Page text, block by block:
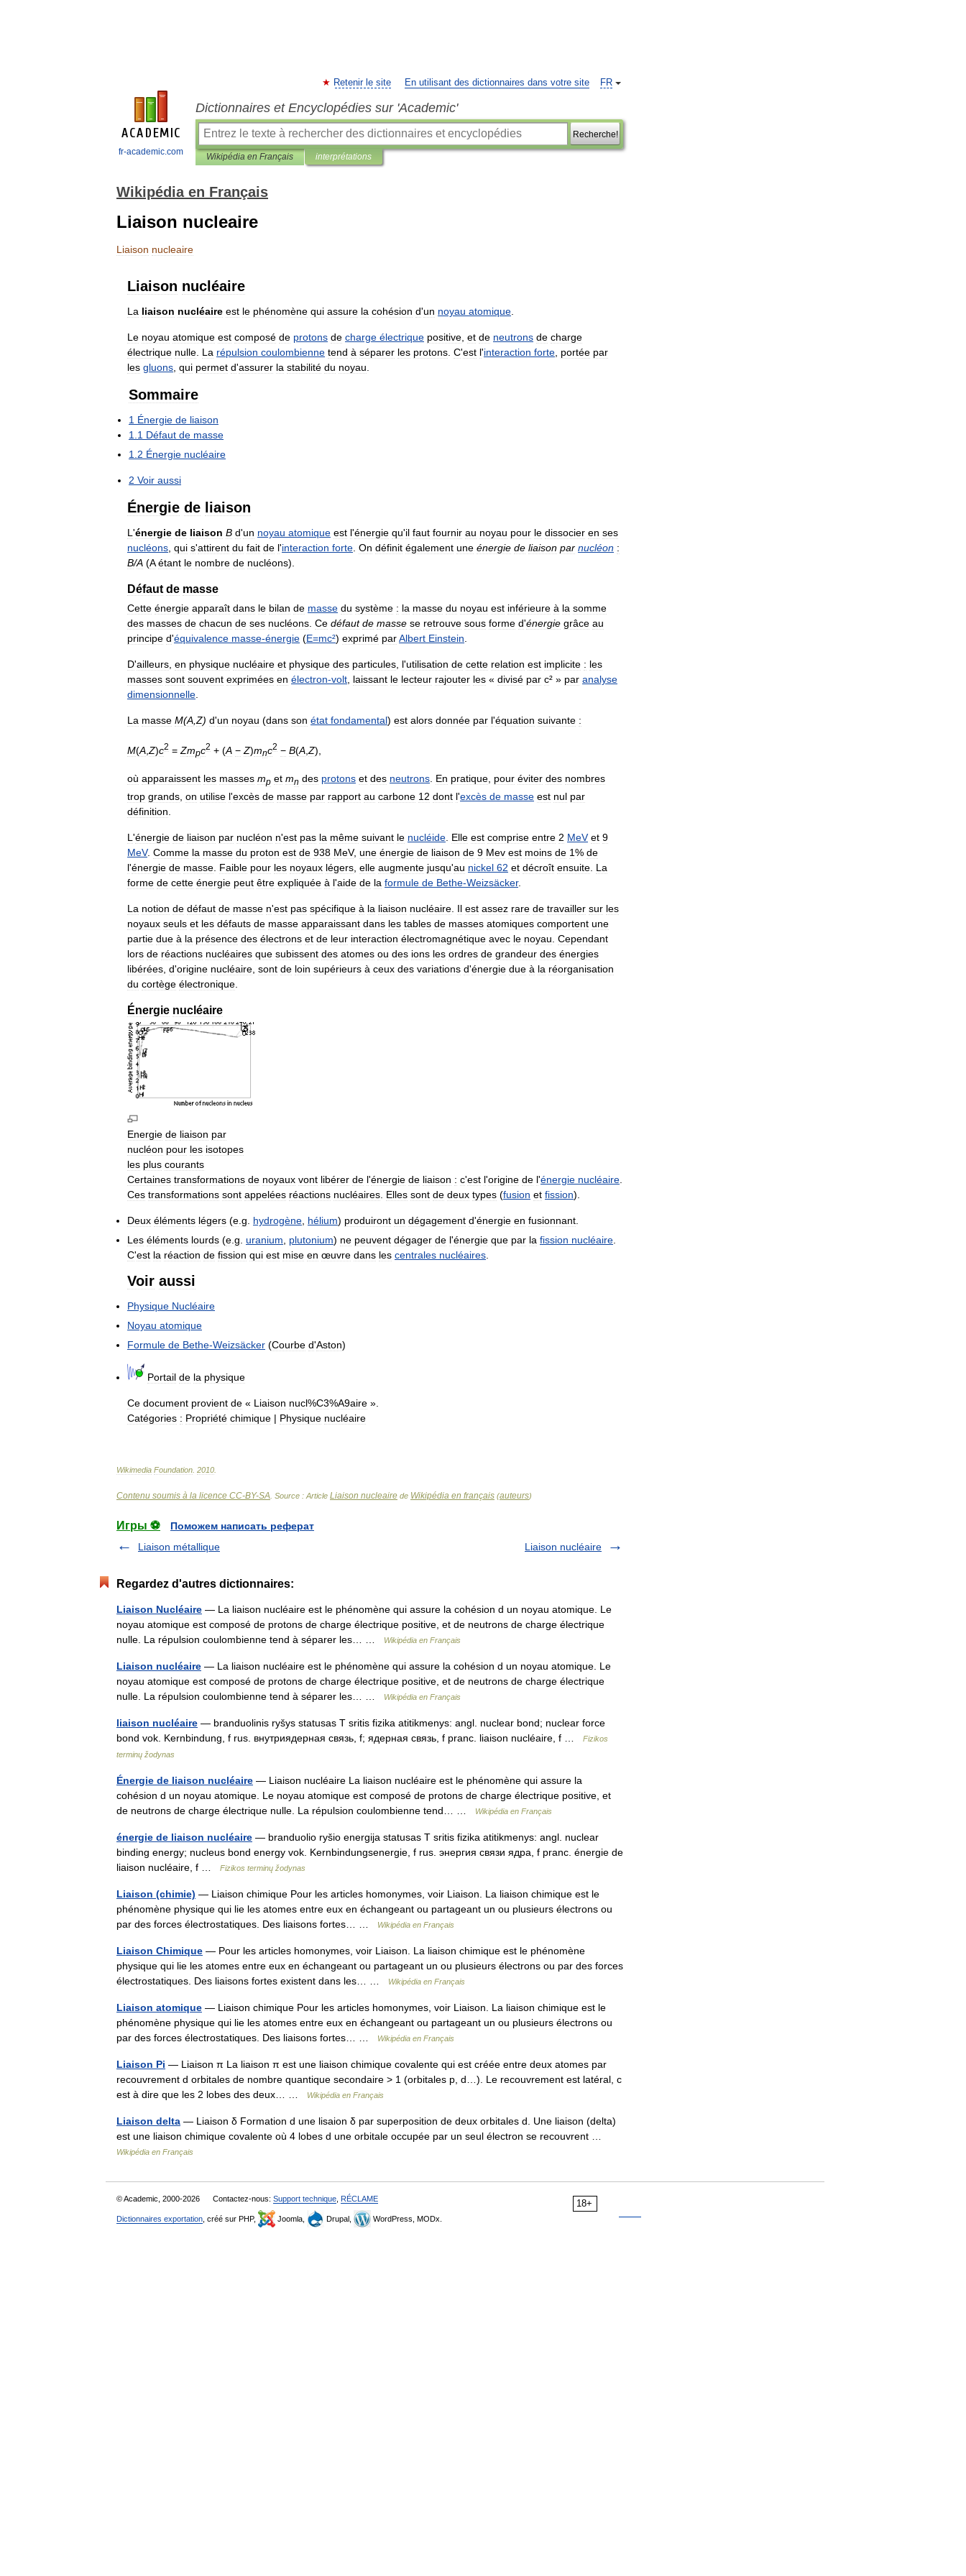
fr-academic.com
FR
Retenir le site En utilisant des dictionnaires dans votre site
Dictionnaires et Encyclopédies sur 'Academic'
Recherche!
Wikipédia en Français interprétations
Wikipédia en Français
Liaison nucleaire
Liaison nucleaire
Liaison nucléaire
La liaison nucléaire est le phénomène qui assure la cohésion d'un noyau atomique
Le noyau atomique est composé de protons de charge électrique positive et de neutrons de charge
électrique nulle La répulsion coulombienne tend à séparer les protons C'est l'interaction forte portée par
les gluons qui permet d'assurer la stabilité du noyau
Sommaire
1 Énergie de liaison
1 1 Défaut de masse
1 2 Énergie nucléaire
2 Voir aussi
Énergie de liaison
L 'énergie de liaison B d'un noyau atomique est l'énergie qu'il faut fournir au noyau pour le dissocier en ses
nucléons qui s'attirent du fait de l'interaction forte On définit également une énergie de liaison par nucléon :
B/A (A étant le nombre de nucléons).
Défaut de masse
Cette énergie apparaît dans le bilan de masse du système : la masse du noyau est inférieure à la somme
des masses de chacun de ses nucléons Ce défaut de masse se retrouve sous forme d'énergie grâce au
principe d'équivalence masse-énergie (E=mc²) exprimé parAlbert Einstein
D'ailleurs en physique nucléaire et physique des particules l'utilisation de cette relation est implicite : les
masses sont souvent exprimées en électron-volt laissant le lecteur rajouter les « divisé par c² » par analyse
dimensionnelle
La masse M(A Z) d'un noyau (dans son état fondamental) est alors donnée par l'équation suivante :
M(A Z)c2 = Zmpc2 + (A − Z)mnc2 − B(A Z)
où apparaissent les masses mp et mn des protons et des neutrons. En pratique, pour éviter des nombres
trop grands, on utilise l'excès de masse par rapport au carbone 12 dont l'excès de masse est nul par
définition.
L'énergie de liaison par nucléon n'est pas la même suivant le nucléide. Elle est comprise entre 2 MeV et 9
MeV. Comme la masse du proton est de 938 MeV, une énergie de liaison de 9 Mev est moins de 1% de
l'énergie de masse. Faible pour les noyaux légers, elle augmente jusqu'au nickel 62 et décroît ensuite. La
forme de cette énergie peut être expliquée à l'aide de la formule de Bethe-Weizsäcker.
La notion de défaut de masse n'est pas spécifique à la liaison nucléaire. Il est assez rare de travailler sur les
noyaux seuls et les défauts de masse apparaissant dans les tables de masses atomiques comportent une
partie due à la présence des électrons et de leur interaction électromagnétique avec le noyau. Cependant
lors de réactions nucléaires que subissent des atomes ou des ions les ordres de grandeur des énergies
libérées, d'origine nucléaire, sont de loin supérieurs à ceux des variations d'énergie due à la réorganisation
du cortège électronique.
Énergie nucléaire
Energie de liaison par
nucléon pour les isotopes
les plus courants
Certaines transformations de noyaux vont libérer de l'énergie de liaison : c'est l'origine de l'énergie nucléaire
Ces transformations sont appelées réactions nucléaires Elles sont de deux types (fusion et fission).
Deux éléments légers (e g hydrogène hélium) produiront un dégagement d'énergie en fusionnant
Les éléments lourds (e g uranium plutonium) ne peuvent dégager de l'énergie que par la fission nucléaire
C'est la réaction de fission qui est mise en œuvre dans les centrales nucléaires
Voir aussi
Physique Nucléaire
Noyau atomique
Formule de Bethe-Weizsäcker (Courbe d'Aston)
Portail de la physique
Ce document provient de « Liaison nucl%C3%A9aire ».
Catégories : Propriété chimique | Physique nucléaire
Wikimedia Foundation 2010
Contenu soumis à la licence CC-BY-SA . Source : Article Liaison nucleaire de Wikipédia en français (auteurs)
Игры ⚽
Поможем написать реферат
Liaison métallique
Liaison nucléaire
Regardez d'autres dictionnaires:
Liaison Nucléaire — La liaison nucléaire est le phénomène qui assure la cohésion d un noyau atomique. Le
noyau atomique est composé de protons de charge électrique positive, et de neutrons de charge électrique
nulle. La répulsion coulombienne tend à séparer les… …
Wikipédia en Français
Liaison nucléaire — La liaison nucléaire est le phénomène qui assure la cohésion d un noyau atomique. Le
noyau atomique est composé de protons de charge électrique positive, et de neutrons de charge électrique
nulle. La répulsion coulombienne tend à séparer les… …
Wikipédia en Français
liaison nucléaire — branduolinis ryšys statusas T sritis fizika atitikmenys: angl. nuclear bond; nuclear force
bond vok. Kernbindung, f rus. внутриядерная связь, f; ядерная связь, f pranc. liaison nucléaire, f …
Fizikos
terminų žodynas
Énergie de liaison nucléaire — Liaison nucléaire La liaison nucléaire est le phénomène qui assure la
cohésion d un noyau atomique. Le noyau atomique est composé de protons de charge électrique positive, et
de neutrons de charge électrique nulle. La répulsion coulombienne tend… …
Wikipédia en Français
énergie de liaison nucléaire — branduolio ryšio energija statusas T sritis fizika atitikmenys: angl. nuclear
binding energy; nucleus bond energy vok. Kernbindungsenergie, f rus. энергия связи ядра, f pranc. énergie de
liaison nucléaire, f …
Fizikos terminų žodynas
Liaison (chimie) — Liaison chimique Pour les articles homonymes, voir Liaison. La liaison chimique est le
phénomène physique qui lie les atomes entre eux en échangeant ou partageant un ou plusieurs électrons ou
par des forces électrostatiques. Des liaisons fortes… …
Wikipédia en Français
Liaison Chimique — Pour les articles homonymes, voir Liaison. La liaison chimique est le phénomène
physique qui lie les atomes entre eux en échangeant ou partageant un ou plusieurs électrons ou par des forces
électrostatiques. Des liaisons fortes existent dans les… …
Wikipédia en Français
Liaison atomique — Liaison chimique Pour les articles homonymes, voir Liaison. La liaison chimique est le
phénomène physique qui lie les atomes entre eux en échangeant ou partageant un ou plusieurs électrons ou
par des forces électrostatiques. Des liaisons fortes… …
Wikipédia en Français
Liaison Pi — Liaison π La liaison π est une liaison chimique covalente qui est créée entre deux atomes par
recouvrement d orbitales de nombre quantique secondaire > 1 (orbitales p, d…). Le recouvrement est latéral, c
est à dire que les 2 lobes des deux… …
Wikipédia en Français
Liaison delta — Liaison δ Formation d une lisaion δ par superposition de deux orbitales d. Une liaison (delta)
est une liaison chimique covalente où 4 lobes d une orbitale occupée par un seul électron se recouvrent …
Wikipédia en Français
18+
© Academic, 2000-2026 Contactez-nous: Support technique RÉCLAME
Dictionnaires exportation , créé sur PHP, Joomla, Drupal, WordPress, MODx.